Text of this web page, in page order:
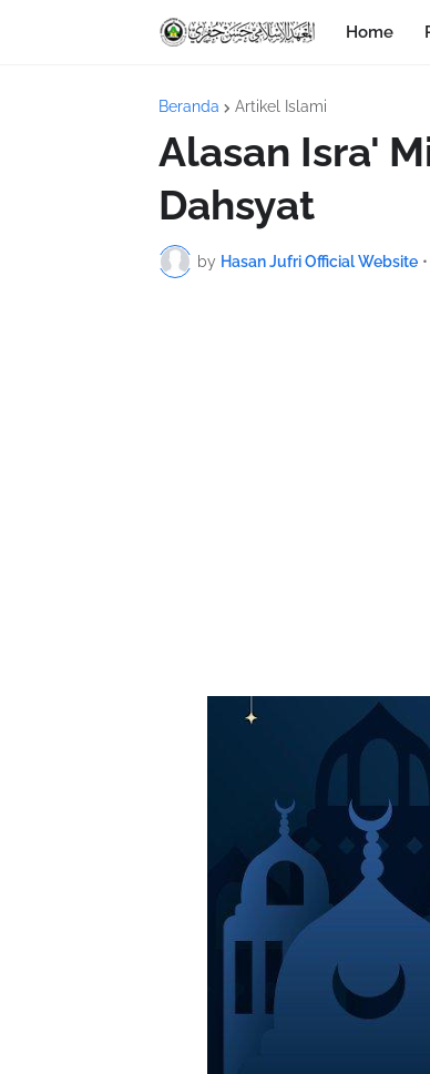
Home
Beranda Artikel Islami
Alasan Isra'
Dahsyat
by Hasan Jufri Official Website •